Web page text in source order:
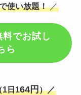
使い放題！／
でお試し
ら
1日164円）／